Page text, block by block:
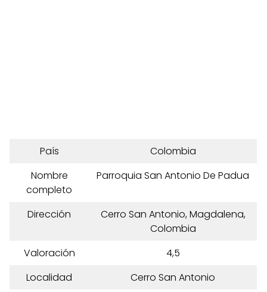
País
Colombia
Nombre
completo
Parroquia San Antonio De Padua
Dirección
Cerro San Antonio, Magdalena,
Colombia
Valoración
4,5
Localidad
Cerro San Antonio